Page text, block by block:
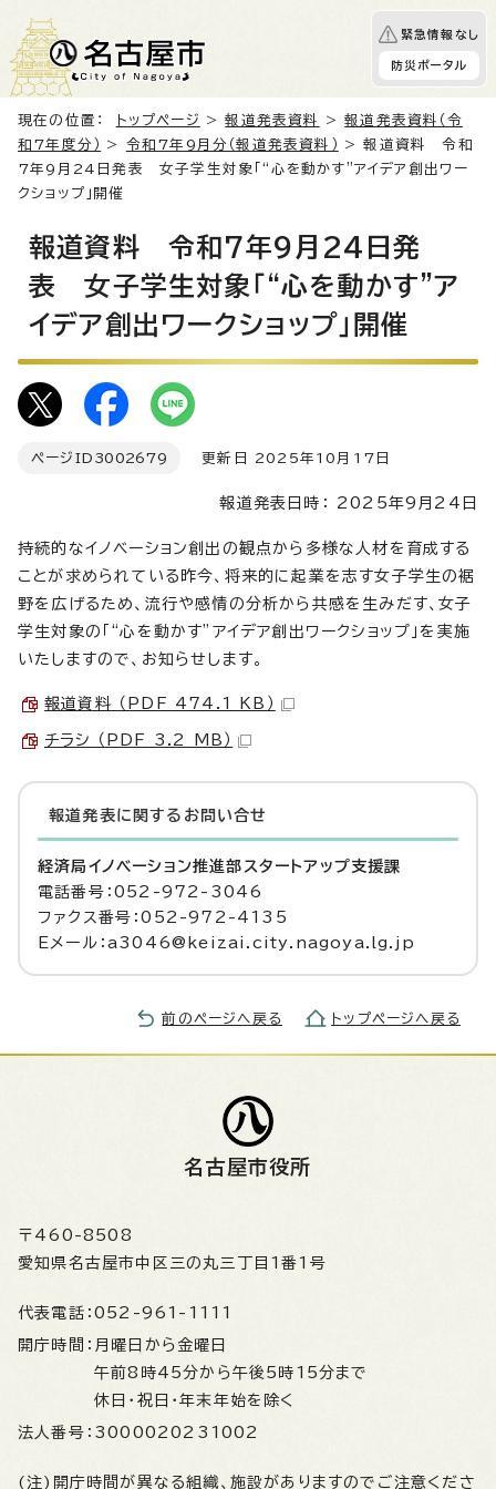
緊急情報なし
防災ポータル
現在の位置： トップページ >報道発表資料 >報道発表資料（令
和7年度分）
> 令和7年9月分（報道発表資料）
> 報道資料 令和
7年9月24日発表 女子学生対象「“心を動かす”アイデア創出ワー
クショップ」開催
報道資料 令和7年9月24日発
表 女子学生対象「“心を動かす”ア
イデア創出ワークショップ」開催
ページID 3002679 更新日 2025年10月17日
報道発表日時： 2025年9月24日
持続的なイノベーション創出の観点から多様な人材を育成する
ことが求められている昨今、将来的に起業を志す女子学生の裾
野を広げるため、流行や感情の分析から共感を生みだす、女子
学生対象の「“心を動かす”アイデア創出ワークショップ」を実施
いたしますので、お知らせします。
報道資料 （PDF 474.1 KB）
チラシ （PDF 3.2 MB）
報道発表に関するお問い合せ
経済局イノベーション推進部スタートアップ支援課
電話番号：052-972-3046
ファクス番号：052-972-4135
Eメール：a3046@keizai.city.nagoya.lg.jp
前のページへ戻る トップページへ戻る
名古屋市役所
〒460-8508
愛知県名古屋市中区三の丸三丁目1番1号
代表電話： 052-961-1111
開庁時間： 月曜日から金曜日
午前8時45分から午後5時15分まで
休日・祝日・年末年始を除く
法人番号： 3000020231002
(注)開庁時間が異なる組織、施設がありますのでご注意くださ